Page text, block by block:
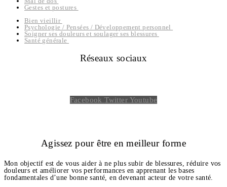
Gestes et postures
Bien vieillir
Psychologie / Pensées / Développement personnel
Soigner ses douleurs et soulager ses blessures
Santé générale
Réseaux sociaux
Facebook Twitter Youtube
Agissez pour être en meilleur forme
Mon objectif est de vous aider à ne plus subir de blessures, réduire vos
douleurs et améliorer vos performances en apprenant les bases
fondamentales d’une bonne santé, en devenant acteur de votre santé.